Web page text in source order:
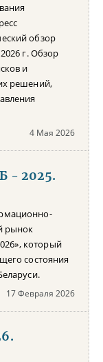
обзор
г. Обзор
и
решений,
4 Мая 2026
- 2025.
рынок
который
состояния
17 Февраля 2026